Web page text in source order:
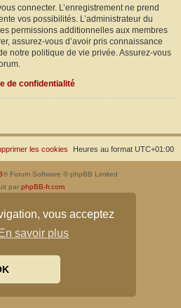
vous acceptez
En savoir plus
connecter. L’enregistrement ne prend
vos possibilités. L’administrateur du
permissions additionnelles aux membres
assurez-vous d’avoir pris connaissance
notre politique de vie privée. Assurez-vous
de confidentialité
Heures au format UTC+01:00
les cookies
® Forum Software © phpBB Limited
par phpBB-fr.com